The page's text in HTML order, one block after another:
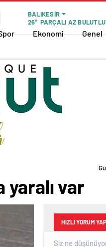
BALIKESIR
26° PARÇALI AZ BULUTLU
Ekonomi Genel
var
HIZLI YORUM YAP